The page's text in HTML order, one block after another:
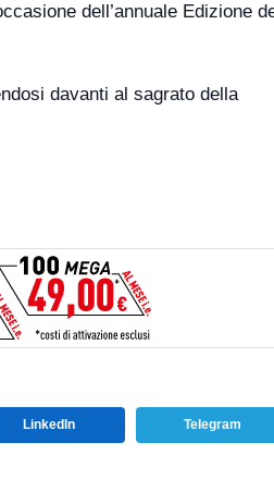
dell’annuale Edizione
davanti al sagrato della
LinkedIn Telegram